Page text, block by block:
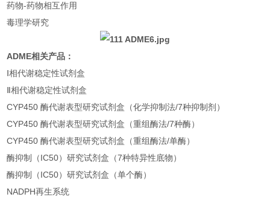
药物-药物相互作用
毒理学研究
ADME相关产品：
Ⅰ相代谢稳定性试剂盒
Ⅱ相代谢稳定性试剂盒
CYP450 酶代谢表型研究试剂盒（化学抑制法/7种抑制剂）
CYP450 酶代谢表型研究试剂盒（重组酶法/7种酶）
CYP450 酶代谢表型研究试剂盒（重组酶法/单酶）
酶抑制（IC50）研究试剂盒（7种特异性底物）
酶抑制（IC50）研究试剂盒（单个酶）
NADPH再生系统